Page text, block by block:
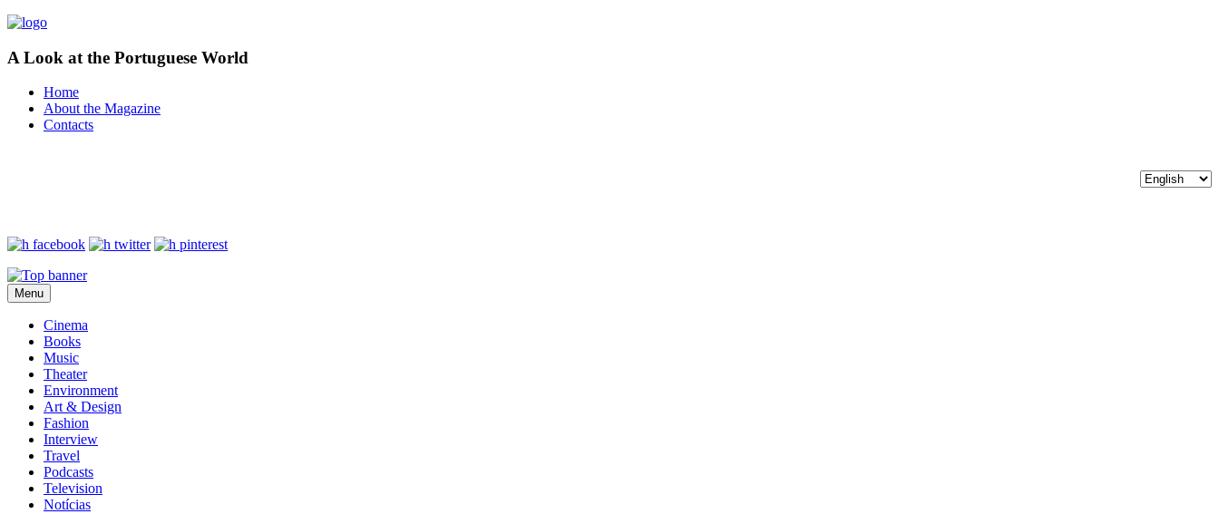
A Look at the Portuguese World
Home
About the Magazine
Contacts
Menu
Cinema
Books
Music
Theater
Environment
Art & Design
Fashion
Interview
Travel
Podcasts
Television
Notícias